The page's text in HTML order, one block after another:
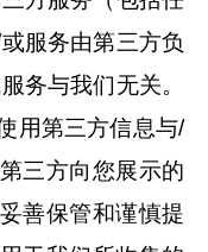
服务由第三方负
务与我们无关。
用第三方信息与/
三方向您展示的
善保管和谨慎提